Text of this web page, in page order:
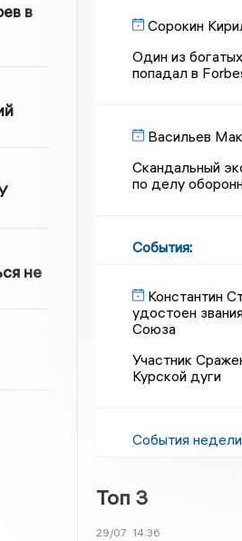
в
не
Сорокин
Один из
попадал в
Васильев
Скандальный
по делу
События:
Константин
удостоен
Союза
Участник
Курской дуги
События недели
Топ 3
29/07 14:36